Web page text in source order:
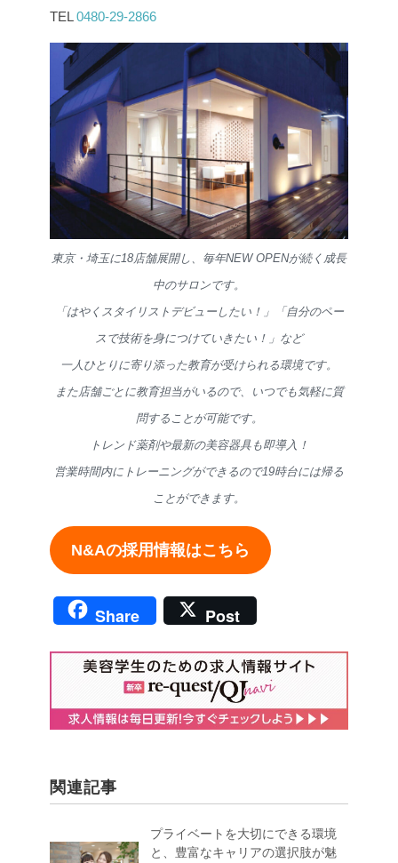
TEL 0480-29-2866
東京・埼玉に18店舗展開し、毎年NEW OPENが続く成長
中のサロンです。
「はやくスタイリストデビューしたい！」「自分のペー
スで技術を身につけていきたい！」など
一人ひとりに寄り添った教育が受けられる環境です。
また店舗ごとに教育担当がいるので、いつでも気軽に質
問することが可能です。
トレンド薬剤や最新の美容器具も即導入！
営業時間内にトレーニングができるので19時台には帰る
ことができます。
N&Aの採用情報はこちら
Share Post
関連記事
プライベートを大切にできる環境
と、豊富なキャリアの選択肢が魅